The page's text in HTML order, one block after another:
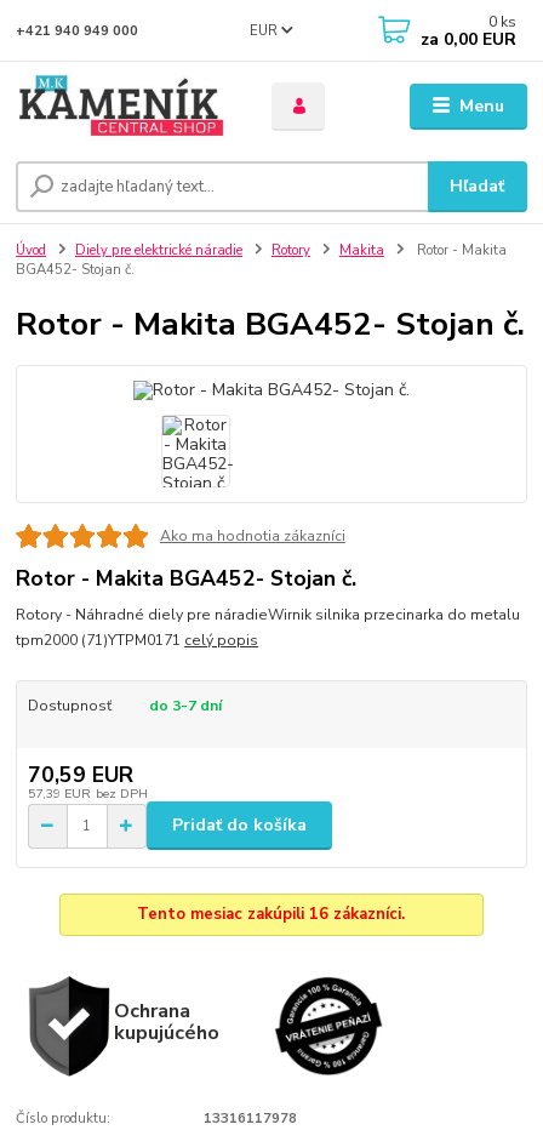
Menu
EUR
Hľadať
+421 940 949 000 0 ks
za 0,00 EUR
Úvod Diely pre elektrické náradie Rotory Makita
Rotor - Makita
BGA452- Stojan č.
Rotor - Makita BGA452- Stojan č.
Ako ma hodnotia zákazníci
Rotor - Makita BGA452- Stojan č.
Rotory - Náhradné diely pre náradieWirnik silnika przecinarka do metalu
tpm2000 (71)YTPM0171 celý popis
Dostupnosť do 3-7 dní
70,59 EUR
57,39 EUR bez DPH
Pridať do košíka
Tento mesiac zakúpili 16 zákazníci.
Ochrana
kupujúcého
Číslo produktu: 13316117978